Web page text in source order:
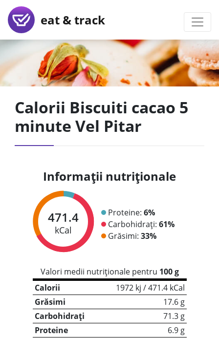
eat & track
Calorii Biscuiti cacao 5
minute Vel Pitar
Informații nutriționale
471.4
kCal
Proteine: 6%
Carbohidrați: 61%
Grăsimi: 33%
Valori medii nutriționale pentru 100 g
Calorii
1972 kj / 471.4 kCal
Grăsimi
17.6 g
Carbohidrați
71.3 g
Proteine
6.9 g